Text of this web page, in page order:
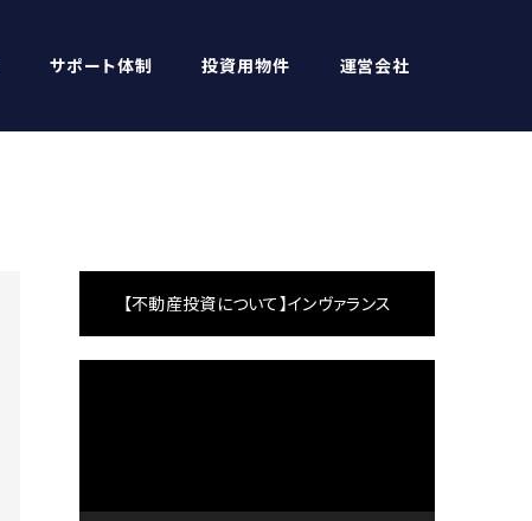
サポート体制 投資用物件 運営会社
【不動産投資について】インヴァランス